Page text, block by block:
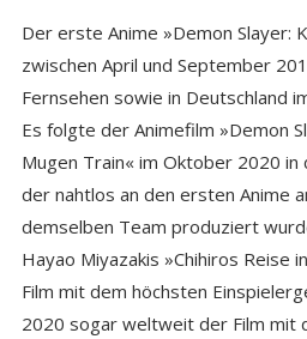
Der erste Anime »Demon Slayer:
zwischen April und September
Fernsehen sowie in Deutschland
Es folgte der Animefilm »Demon
Mugen Train« im Oktober 2020 in
der nahtlos an den ersten Anime
demselben Team produziert
Hayao Miyazakis »Chihiros Reise
Film mit dem höchsten
2020 sogar weltweit der Film mit